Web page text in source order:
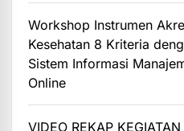
Workshop Instrumen
Kesehatan 8 Kriteria
Sistem Informasi
Online
VIDEO REKAP